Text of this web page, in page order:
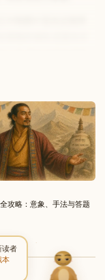
的是天赋和语感,努力
但放到信息类阅读上就
各板块里最陡峭的。一
练,完全有可能把正确
。
时间预算里去考量。语
和写作四大块。信息
,整张卷的心态都会稳;
从心理节奏上看,把
和选科、规划相关的考
攻略：意象、手法与答题
读者
本
Question